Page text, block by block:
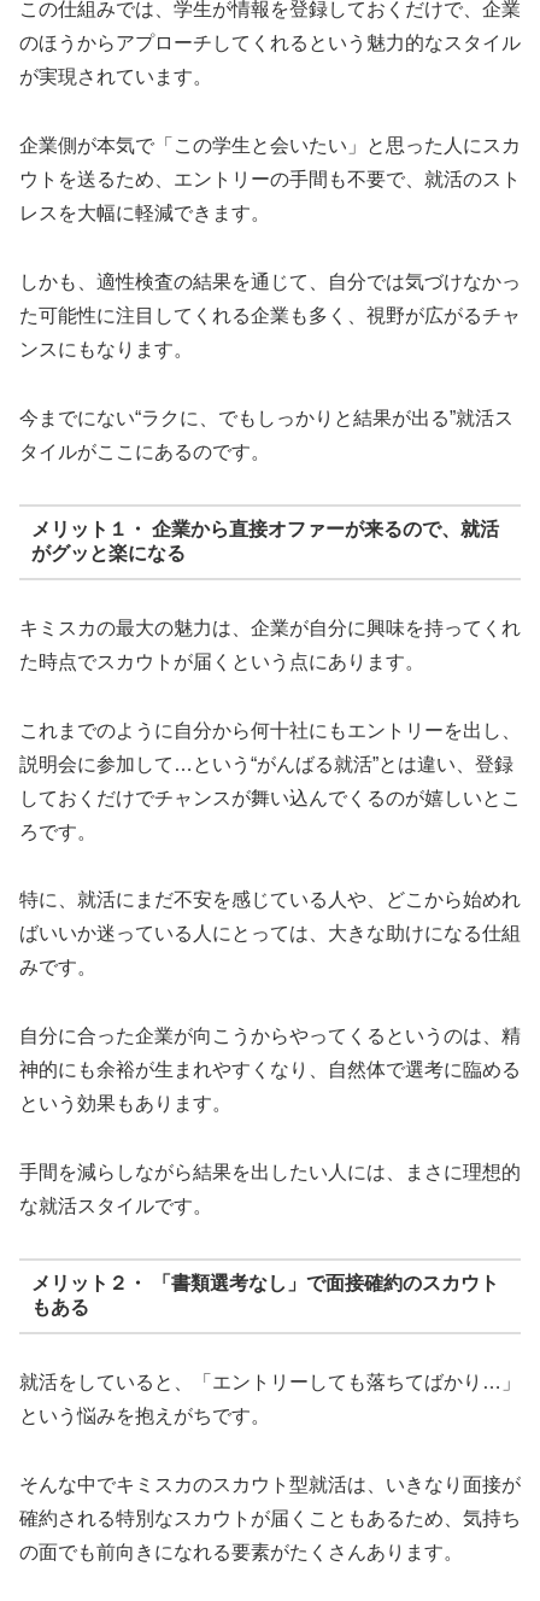
この仕組みでは、学生が情報を登録しておくだけで、企業
のほうからアプローチしてくれるという魅力的なスタイル
が実現されています。
企業側が本気で「この学生と会いたい」と思った人にスカ
ウトを送るため、エントリーの手間も不要で、就活のスト
レスを大幅に軽減できます。
しかも、適性検査の結果を通じて、自分では気づけなかっ
た可能性に注目してくれる企業も多く、視野が広がるチャ
ンスにもなります。
今までにない“ラクに、でもしっかりと結果が出る”就活ス
タイルがここにあるのです。
メリット１・ 企業から直接オファーが来るので、就活
がグッと楽になる
キミスカの最大の魅力は、企業が自分に興味を持ってくれ
た時点でスカウトが届くという点にあります。
これまでのように自分から何十社にもエントリーを出し、
説明会に参加して…という“がんばる就活”とは違い、登録
しておくだけでチャンスが舞い込んでくるのが嬉しいとこ
ろです。
特に、就活にまだ不安を感じている人や、どこから始めれ
ばいいか迷っている人にとっては、大きな助けになる仕組
みです。
自分に合った企業が向こうからやってくるというのは、精
神的にも余裕が生まれやすくなり、自然体で選考に臨める
という効果もあります。
手間を減らしながら結果を出したい人には、まさに理想的
な就活スタイルです。
メリット２・ 「書類選考なし」で面接確約のスカウト
もある
就活をしていると、「エントリーしても落ちてばかり…」
という悩みを抱えがちです。
そんな中でキミスカのスカウト型就活は、いきなり面接が
確約される特別なスカウトが届くこともあるため、気持ち
の面でも前向きになれる要素がたくさんあります。